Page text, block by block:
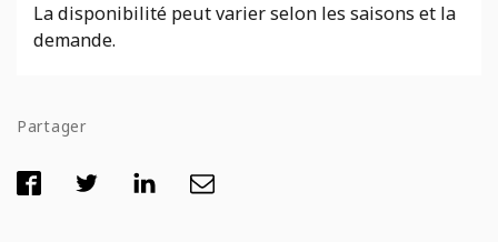
La disponibilité peut varier selon les saisons et la
demande.
Partager